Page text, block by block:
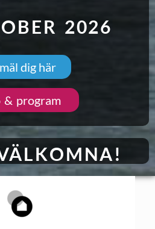
2026
dig här
& program